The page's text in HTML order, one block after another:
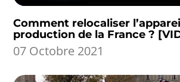
Comment relocaliser
production de la France ?
07 Octobre 2021